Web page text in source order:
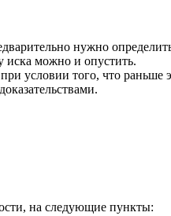
нужно
иска можно и опустить.
условии того, что раньше
на следующие пункты: